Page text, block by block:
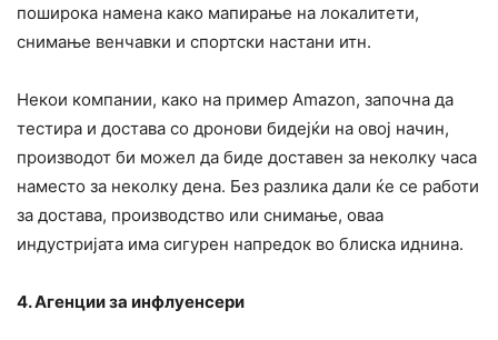
поширока намена како мапирање на локалитети,
снимање венчавки и спортски настани итн.
Некои компании, како на пример Amazon, започна да
тестира и достава со дронови бидејќи на овој начин,
производот би можел да биде доставен за неколку часа
наместо за неколку дена. Без разлика дали ќе се работи
за достава, производство или снимање, оваа
индустријата има сигурен напредок во блиска иднина.
4. Агенции за инфлуенсери